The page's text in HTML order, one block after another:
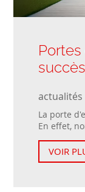
actualités
La porte
En effet,
VOIR